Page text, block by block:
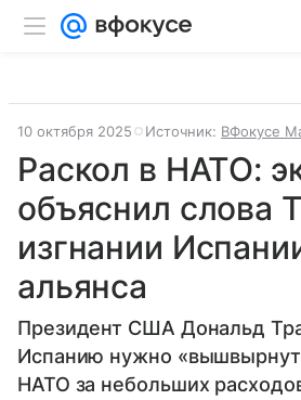
10 октября 2025 Источник: ВФокусе
Раскол в НАТО:
объяснил слова
изгнании
альянса
Президент США Дональд
Испанию нужно
НАТО за небольших